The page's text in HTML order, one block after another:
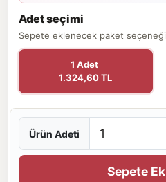
Adet seçimi
Sepete eklenecek paket seçeneği
1 Adet
1.324,60 TL
Ürün Adeti
Sepete